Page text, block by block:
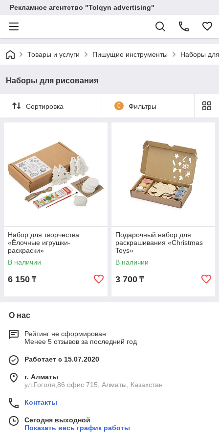
Рекламное агентство "Tolqyn advertising"
Товары и услуги Пишущие инструменты Наборы
Наборы для рисования
Сортировка 0 Фильтры
Набор для творчества
«Ёлочные игрушки-
раскраски»
В наличии
6 150 ₸
Подарочный набор для
раскрашивания «Christmas
Toys»
В наличии
3 700 ₸
О нас
Рейтинг не сформирован
Менее 5 отзывов за последний год
Работает с 15.07.2020
г. Алматы
ул.Гоголя,86 офис 715, Алматы, Казахстан
Контакты
Сегодня выходной
Показать весь график работы